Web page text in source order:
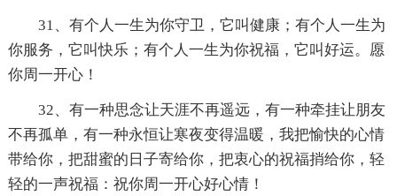
31、有个人一生为你守卫，它叫健康；有个人一生为
你服务，它叫快乐；有个人一生为你祝福，它叫好运。愿
你周一开心！
32、有一种思念让天涯不再遥远，有一种牵挂让朋友
不再孤单，有一种永恒让寒夜变得温暖，我把愉快的心情
带给你，把甜蜜的日子寄给你，把衷心的祝福捎给你，轻
轻的一声祝福：祝你周一开心好心情！